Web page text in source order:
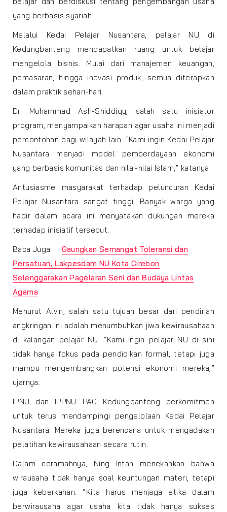
yang berbasis syariah.
Melalui Kedai Pelajar Nusantara, pelajar NU di
Kedungbanteng mendapatkan ruang untuk belajar
mengelola bisnis. Mulai dari manajemen keuangan,
pemasaran, hingga inovasi produk, semua diterapkan
dalam praktik sehari-hari.
Dr. Muhammad Ash-Shiddiqy, salah satu inisiator
program, menyampaikan harapan agar usaha ini menjadi
percontohan bagi wilayah lain. “Kami ingin Kedai Pelajar
Nusantara menjadi model pemberdayaan ekonomi
yang berbasis komunitas dan nilai-nilai Islam,” katanya.
Antusiasme masyarakat terhadap peluncuran Kedai
Pelajar Nusantara sangat tinggi. Banyak warga yang
hadir dalam acara ini menyatakan dukungan mereka
terhadap inisiatif tersebut.
Baca Juga:
Gaungkan Semangat Toleransi dan
Persatuan, Lakpesdam NU Kota Cirebon
Selenggarakan Pagelaran Seni dan Budaya Lintas
Agama
Menurut Alvin, salah satu tujuan besar dari pendirian
angkringan ini adalah menumbuhkan jiwa kewirausahaan
di kalangan pelajar NU. “Kami ingin pelajar NU di sini
tidak hanya fokus pada pendidikan formal, tetapi juga
mampu mengembangkan potensi ekonomi mereka,”
ujarnya.
IPNU dan IPPNU PAC Kedungbanteng berkomitmen
untuk terus mendampingi pengelolaan Kedai Pelajar
Nusantara. Mereka juga berencana untuk mengadakan
pelatihan kewirausahaan secara rutin.
Dalam ceramahnya, Ning Intan menekankan bahwa
wirausaha tidak hanya soal keuntungan materi, tetapi
juga keberkahan. “Kita harus menjaga etika dalam
berwirausaha agar usaha kita tidak hanya sukses